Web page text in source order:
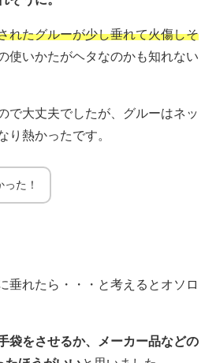
れたグルーが少し垂れて火傷しそ
の使いかたがヘタなのかも知れない
で大丈夫でしたが、グルーはネッ
り熱かったです。
った！
垂れたら・・・と考えるとオソロ
袋をさせるか、メーカー品などの